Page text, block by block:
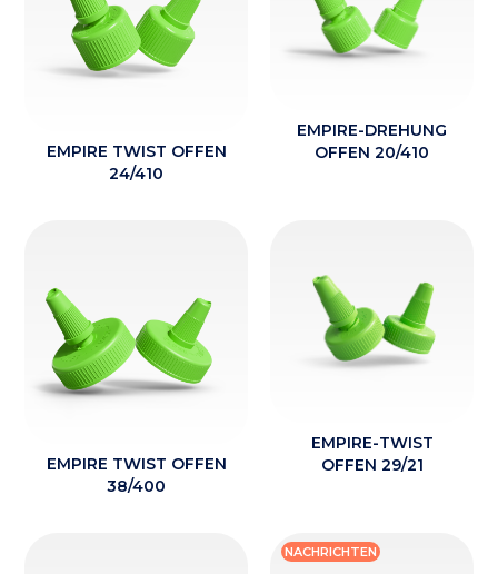
EMPIRE TWIST OFFEN
24/410
EMPIRE-DREHUNG
OFFEN 20/410
EMPIRE TWIST OFFEN
38/400
EMPIRE-TWIST
OFFEN 29/21
NACHRICHTEN